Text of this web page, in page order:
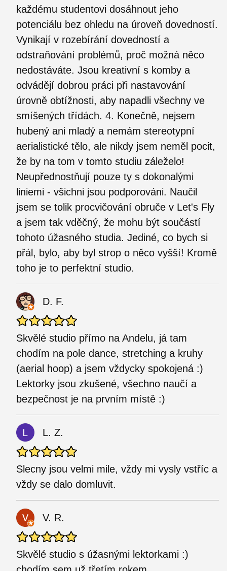
každému studentovi dosáhnout jeho
potenciálu bez ohledu na úroveň dovedností.
Vynikají v rozebírání dovedností a
odstraňování problémů, proč možná něco
nedostáváte. Jsou kreativní s komby a
odvádějí dobrou práci při nastavování
úrovně obtížnosti, aby napadli všechny ve
smíšených třídách. 4. Konečně, nejsem
hubený ani mladý a nemám stereotypní
aerialistické tělo, ale nikdy jsem neměl pocit,
že by na tom v tomto studiu záleželo!
Neupřednostňují pouze ty s dokonalými
liniemi - všichni jsou podporováni. Naučil
jsem se tolik procvičování obruče v Let's Fly
a jsem tak vděčný, že mohu být součástí
tohoto úžasného studia. Jediné, co bych si
přál, bylo, aby byl strop o něco vyšší! Kromě
toho je to perfektní studio.
D. F.
Skvělé studio přímo na Andelu, já tam
chodím na pole dance, stretching a kruhy
(aerial hoop) a jsem vždycky spokojená :)
Lektorky jsou zkušené, všechno naučí a
bezpečnost je na prvním místě :)
L. Z.
Slecny jsou velmi mile, vždy mi vysly vstříc a
vždy se dalo domluvit.
V. R.
Skvělé studio s úžasnými lektorkami :)